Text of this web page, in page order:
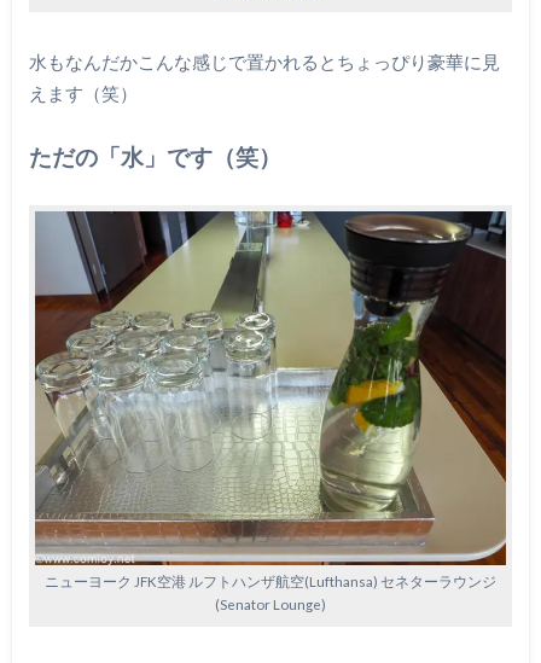
水もなんだかこんな感じで置かれるとちょっぴり豪華に見
えます（笑）
ただの「水」です（笑）
ニューヨーク JFK空港 ルフトハンザ航空(Lufthansa) セネターラウンジ
(Senator Lounge)